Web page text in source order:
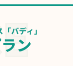
バディ」
ン